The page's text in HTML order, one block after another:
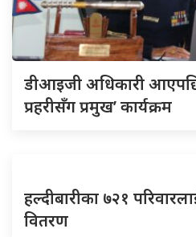
डीआइजी अधिकारी
प्रहरीसँग प्रमुख’ कार्यक्रम
हल्दीबारीका ७२१
वितरण